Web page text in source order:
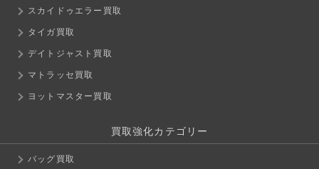
スカイドゥエラー買取
タイガ買取
デイトジャスト買取
マトラッセ買取
ヨットマスター買取
買取強化カテゴリー
バッグ買取